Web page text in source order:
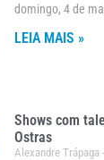
domingo, 4 de
LEIA MAIS »
Shows com
Ostras
Alexandre Trápaga